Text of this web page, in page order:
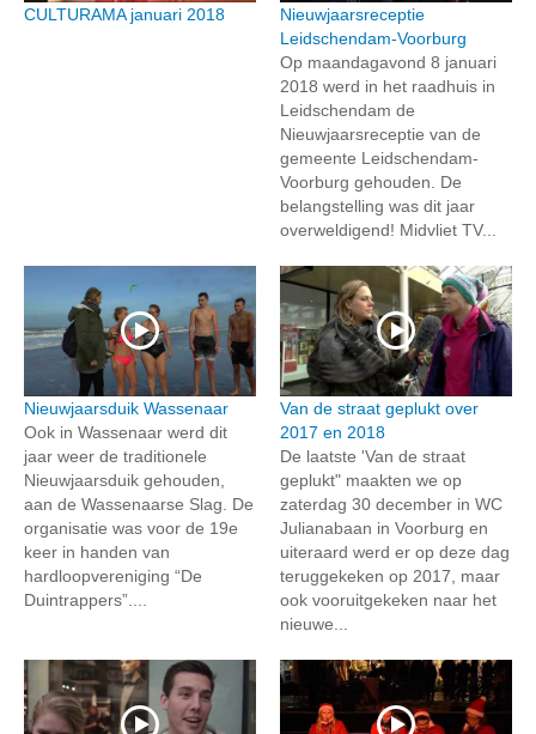
CULTURAMA januari 2018
Nieuwjaarsreceptie
Leidschendam-Voorburg
Op maandagavond 8 januari
2018 werd in het raadhuis in
Leidschendam de
Nieuwjaarsreceptie van de
gemeente Leidschendam-
Voorburg gehouden. De
belangstelling was dit jaar
overweldigend! Midvliet TV...
Nieuwjaarsduik Wassenaar
Ook in Wassenaar werd dit
jaar weer de traditionele
Nieuwjaarsduik gehouden,
aan de Wassenaarse Slag. De
organisatie was voor de 19e
keer in handen van
hardloopvereniging “De
Duintrappers”....
Van de straat geplukt over
2017 en 2018
De laatste 'Van de straat
geplukt" maakten we op
zaterdag 30 december in WC
Julianabaan in Voorburg en
uiteraard werd er op deze dag
teruggekeken op 2017, maar
ook vooruitgekeken naar het
nieuwe...